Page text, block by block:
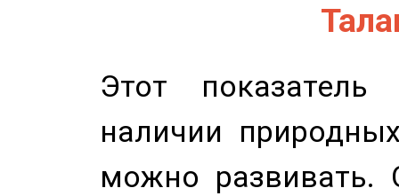
Этот показатель
наличии
можно развивать.